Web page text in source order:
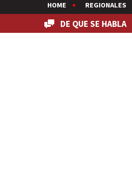
HOME REGIONALES
DE QUE SE HABLA